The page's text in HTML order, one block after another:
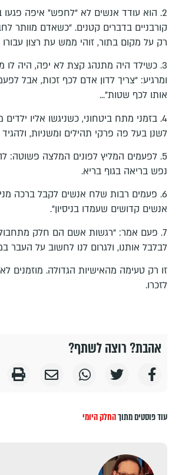
2. הוא עודד אנשים לא “לחפש” איפה
קורבניים בדברים קטנים. “כשאדם מוותר
רק על מקום בתור, זוהי ממש עת רצון
3. כשילד היה מתנהג קצת לא יפה, היה
ומרגיע: “צריך לדון אדם לכף זכות, אבל
אותו לכף שטות”...
4. בזמני מתח ביטחוני, כשניגשו אליו
לשנן בעל פה פרקי תהילים ומשניות,
5. לפעמים המליץ לפונים המלצה פשוטה:
נפש בריאה בגוף בריא.
6. פעמים רבות שלח אנשים לקבל ברכה
אנשים קדושים שעמדו בניסיון”.
7. פעם אמר: “רגשות אשם הם חלק
לבלבל אותנו, ולגרום לנו לחשוב על העבר
זו רק טעימה מהאישיות הגדולה. מוזמנים
לזכרו.
אהבת? רוצה לשתף?
עוד פוסטים מתוךהחלק היומי